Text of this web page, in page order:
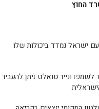
החוץ
ישראל נמדד ביכולות שלו
ונייר טואלט ניתן להעביר